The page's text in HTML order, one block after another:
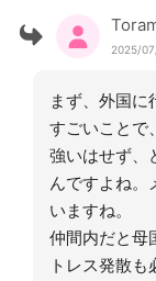
2025/
まず、外国
すごいことで
強いはせず、
んですよね。
いますね。
仲間内だと母
トレス発散